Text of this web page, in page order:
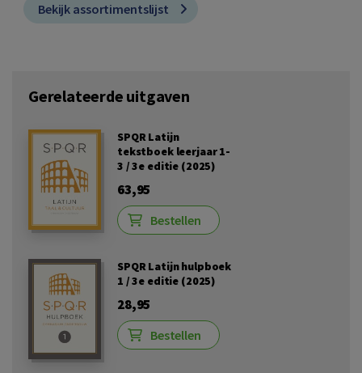
Bekijk assortimentslijst
Gerelateerde uitgaven
SPQR Latijn
tekstboek leerjaar 1-
3 / 3e editie (2025)
63,95
Bestellen
SPQR Latijn hulpboek
1 / 3e editie (2025)
28,95
Bestellen